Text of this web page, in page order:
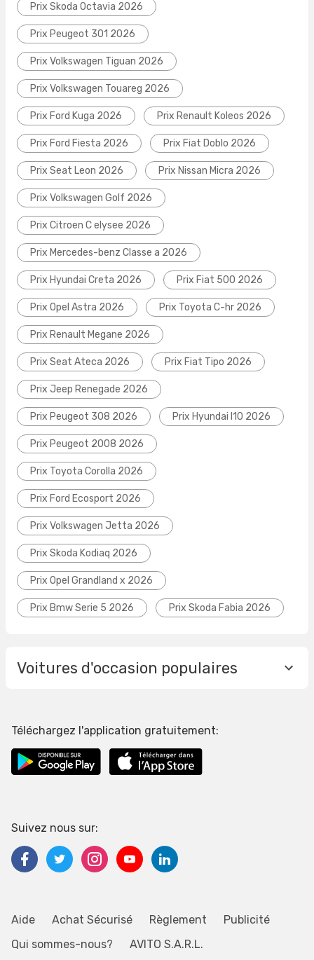
Prix Skoda Octavia 2026
Prix Peugeot 301 2026
Prix Volkswagen Tiguan 2026
Prix Volkswagen Touareg 2026
Prix Ford Kuga 2026 Prix Renault Koleos 2026
Prix Ford Fiesta 2026 Prix Fiat Doblo 2026
Prix Seat Leon 2026 Prix Nissan Micra 2026
Prix Volkswagen Golf 2026
Prix Citroen C elysee 2026
Prix Mercedes-benz Classe a 2026
Prix Hyundai Creta 2026 Prix Fiat 500 2026
Prix Opel Astra 2026 Prix Toyota C-hr 2026
Prix Renault Megane 2026
Prix Seat Ateca 2026 Prix Fiat Tipo 2026
Prix Jeep Renegade 2026
Prix Peugeot 308 2026 Prix Hyundai I10 2026
Prix Peugeot 2008 2026
Prix Toyota Corolla 2026
Prix Ford Ecosport 2026
Prix Volkswagen Jetta 2026
Prix Skoda Kodiaq 2026
Prix Opel Grandland x 2026
Prix Bmw Serie 5 2026 Prix Skoda Fabia 2026
Voitures d'occasion populaires
Aide Achat Sécurisé Règlement
Publicité
Qui sommes-nous?
AVITO S.A.R.L.
Téléchargez l'application gratuitement:
Suivez nous sur: